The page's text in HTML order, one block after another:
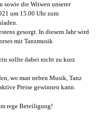
sowie die Witwen unserer
um 15.00 Uhr zum
gesorgt. In diesem Jahr wird
mit Tanzmusik
sollte dabei nicht zu kurz
wo man neben Musik, Tanz
Preise gewinnen kann.
rege Beteiligung!